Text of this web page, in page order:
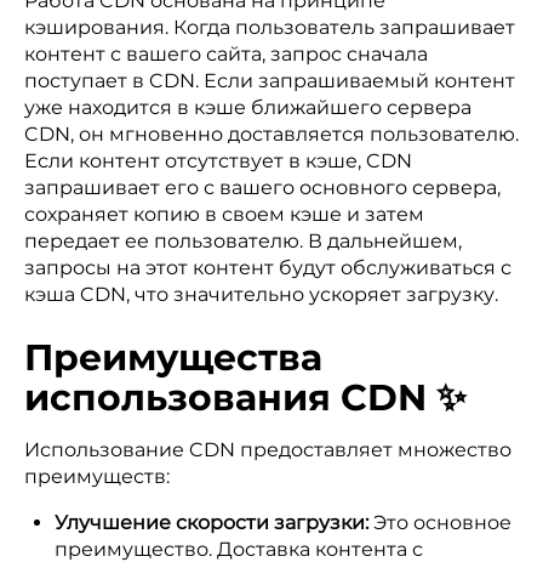
кэширования. Когда пользователь запрашивает
контент с вашего сайта, запрос сначала
поступает в CDN. Если запрашиваемый контент
уже находится в кэше ближайшего сервера
CDN, он мгновенно доставляется пользователю.
Если контент отсутствует в кэше, CDN
запрашивает его с вашего основного сервера,
сохраняет копию в своем кэше и затем
передает ее пользователю. В дальнейшем,
запросы на этот контент будут обслуживаться с
кэша CDN, что значительно ускоряет загрузку.
Преимущества
использования CDN ✨
Использование CDN предоставляет множество
преимуществ:
Улучшение скорости загрузки:Это основное
преимущество. Доставка контента с